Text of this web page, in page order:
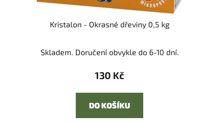
Kristalon - Okrasné dřeviny 0,5 kg
Skladem. Doručení obvykle do 6-10 dní.
130 Kč
DO KOŠÍKU